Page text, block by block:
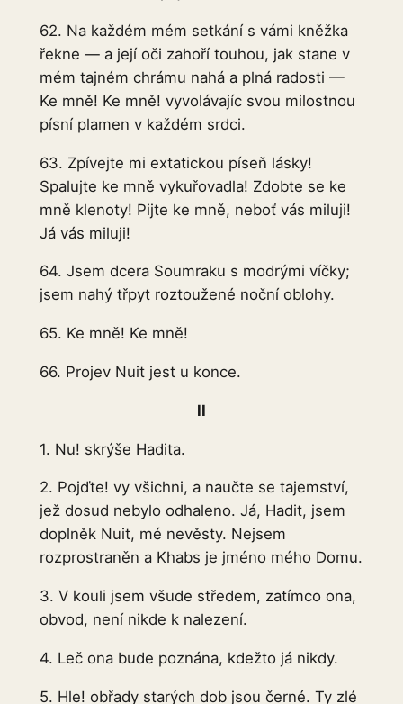
62. Na každém mém setkání s vámi kněžka
řekne — a její oči zahoří touhou, jak stane v
mém tajném chrámu nahá a plná radosti —
Ke mně! Ke mně! vyvolávajíc svou milostnou
písní plamen v každém srdci.
63. Zpívejte mi extatickou píseň lásky!
Spalujte ke mně vykuřovadla! Zdobte se ke
mně klenoty! Pijte ke mně, neboť vás miluji!
Já vás miluji!
64. Jsem dcera Soumraku s modrými víčky;
jsem nahý třpyt roztoužené noční oblohy.
65. Ke mně! Ke mně!
66. Projev Nuit jest u konce.
II
1. Nu! skrýše Hadita.
2. Pojďte! vy všichni, a naučte se tajemství,
jež dosud nebylo odhaleno. Já, Hadit, jsem
doplněk Nuit, mé nevěsty. Nejsem
rozprostraněn a Khabs je jméno mého Domu.
3. V kouli jsem všude středem, zatímco ona,
obvod, není nikde k nalezení.
4. Leč ona bude poznána, kdežto já nikdy.
5. Hle! obřady starých dob jsou černé. Ty zlé